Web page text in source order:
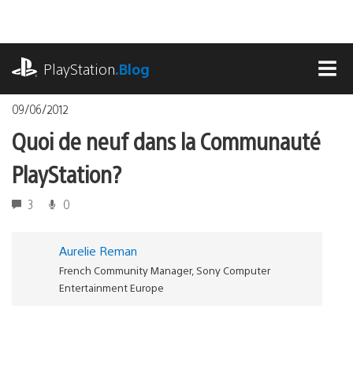
contenu
PlayStation.Blog
09/06/2012
Quoi de neuf dans la Communauté
PlayStation?
3 0
Aurelie Reman
French Community Manager, Sony Computer
Entertainment Europe